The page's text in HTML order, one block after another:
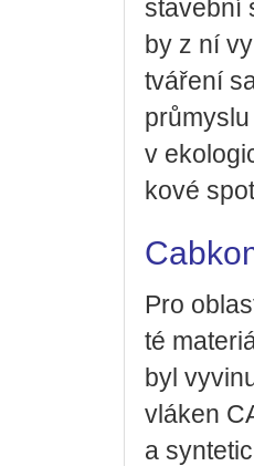
sta­veb­ní
by z ní
tvá­ře­ní
v
ko­vé
Pro
té
byl
vlá­ken
a